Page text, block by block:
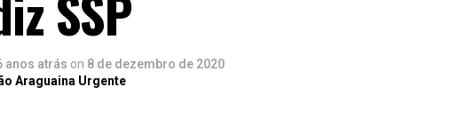
anos atrás on 8 de dezembro de 2020
Araguaina Urgente